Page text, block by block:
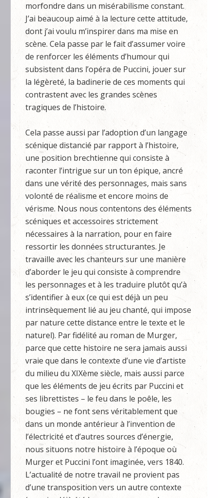
morfondre dans un misérabilisme constant.
J’ai beaucoup aimé à la lecture cette attitude,
dont j’ai voulu m’inspirer dans ma mise en
scène. Cela passe par le fait d’assumer voire
de renforcer les éléments d’humour qui
subsistent dans l’opéra de Puccini, jouer sur
la légèreté, la badinerie de ces moments qui
contrastent avec les grandes scènes
tragiques de l’histoire.
Cela passe aussi par l’adoption d’un langage
scénique distancié par rapport à l’histoire,
une position brechtienne qui consiste à
raconter l’intrigue sur un ton épique, ancré
dans une vérité des personnages, mais sans
volonté de réalisme et encore moins de
vérisme. Nous nous contentons des éléments
scéniques et accessoires strictement
nécessaires à la narration, pour en faire
ressortir les données structurantes. Je
travaille avec les chanteurs sur une manière
d’aborder le jeu qui consiste à comprendre
les personnages et à les traduire plutôt qu’à
s’identifier à eux (ce qui est déjà un peu
intrinsèquement lié au jeu chanté, qui impose
par nature cette distance entre le texte et le
naturel). Par fidélité au roman de Murger,
parce que cette histoire ne sera jamais aussi
vraie que dans le contexte d’une vie d’artiste
du milieu du XIXème siècle, mais aussi parce
que les éléments de jeu écrits par Puccini et
ses librettistes – le feu dans le poêle, les
bougies – ne font sens véritablement que
dans un monde antérieur à l’invention de
l’électricité et d’autres sources d’énergie,
nous situons notre histoire à l’époque où
Murger et Puccini l’ont imaginée, vers 1840.
L’actualité de notre travail ne provient pas
d’une transposition vers un autre contexte